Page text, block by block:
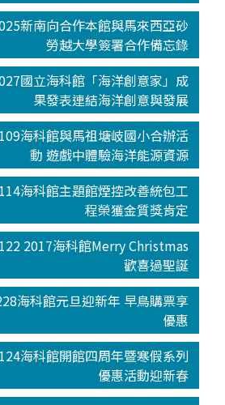
新南向合作本館與馬來西亞砂
勞越大學簽署合作備忘錄
國立海科館「海洋創意家」成
果發表連結海洋創意與發展
海科館與馬祖塘岐國小合辦活
動 遊戲中體驗海洋能源資源
海科館主題館煙控改善統包工
程榮獲金質獎肯定
2017海科館Merry Christmas
歡喜過聖誕
海科館元旦迎新年 早鳥購票享
優惠
海科館開館四周年暨寒假系列
優惠活動迎新春